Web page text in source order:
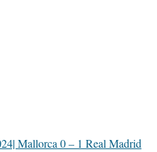
Mallorca 0 – 1 Real Madrid